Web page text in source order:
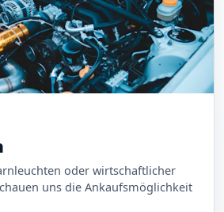
oder wirtschaftlicher
uns die Ankaufsmöglichkeit